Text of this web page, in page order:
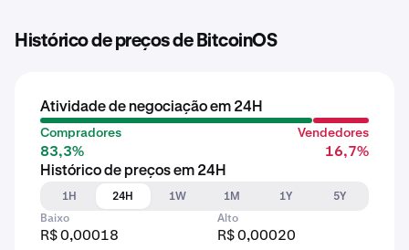
Histórico de preços de BitcoinOS
Atividade de negociação em 24H
Compradores
83,3%
Vendedores
16,7%
Histórico de preços em 24H
1H
24H 1W 1M 1Y
5Y
Baixo
R$ 0,00018
Alto
R$ 0,00020